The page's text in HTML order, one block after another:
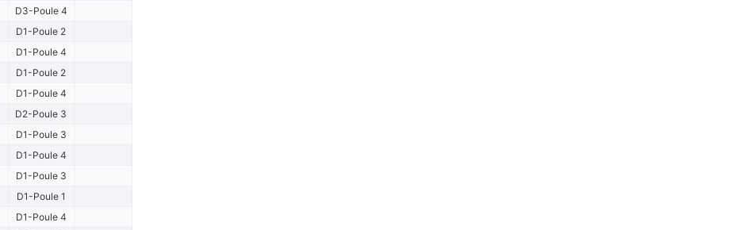
D3-Poule 4
D1-Poule 2
D1-Poule 4
D1-Poule 2
D1-Poule 4
D2-Poule 3
D1-Poule 3
D1-Poule 4
D1-Poule 3
D1-Poule 1
D1-Poule 4